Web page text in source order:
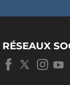
RÉSEAUX